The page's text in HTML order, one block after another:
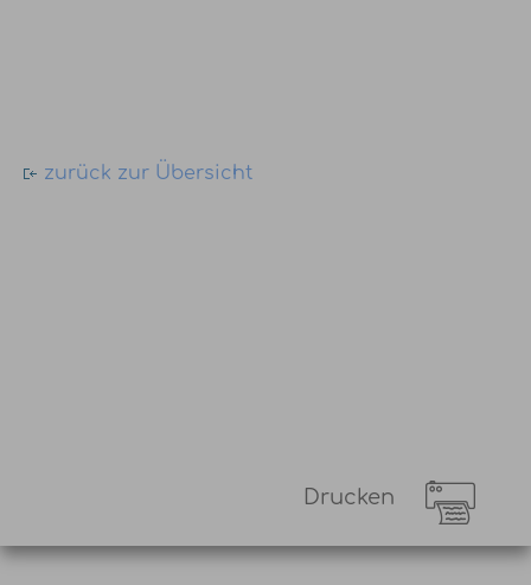
zurück zur Übersicht
Drucken